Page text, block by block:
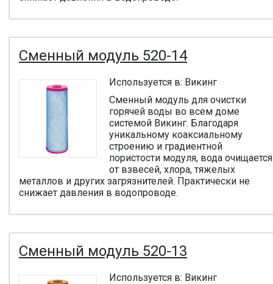
Сменный модуль 520-14
Используется в: Викинг
Сменный модуль для очистки
горячей воды во всем доме
системой Викинг. Благодаря
уникальному коаксиальному
строению и градиентной
пористости модуля, вода очищается
от взвесей, хлора, тяжелых
металлов и других загрязнителей. Практически не
снижает давления в водопроводе.
Сменный модуль 520-13
Используется в: Викинг